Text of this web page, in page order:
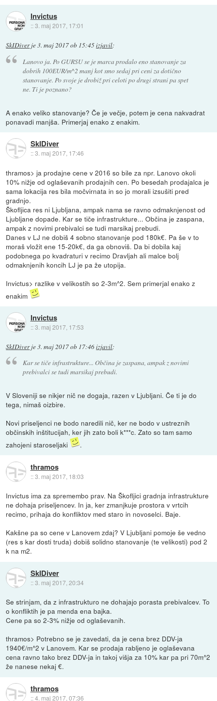
Invictus
::3. maj 2017, 17:01
SkIDiverje3. maj 2017 ob 15:45izjavil:
Lanovo ja. Po GURSU se je marca prodalo eno stanovanje za
dobrih 100EUR/m^2 manj kot smo sedaj pri ceni za dotično
stanovanje. Po svoje je drobiž pri celoti po drugi strani pa spet
ne. Ti je poznano?
A enako veliko stanovanje? Če je večje, potem je cena nakvadrat
ponavadi manjša. Primerjaj enako z enakim.
SkIDiver
::3. maj 2017, 17:46
thramos> ja prodajne cene v 2016 so bile za npr. Lanovo okoli
10% nižje od oglaševanih prodajnih cen. Po besedah prodajalca je
sama lokacija res bila močvirnata in so jo morali izsušiti pred
gradnjo.
Škofljica res ni Ljubljana, ampak nama se ravno odmaknjenost od
Ljubljane dopade. Kar se tiče infrastrukture... Občina je zaspana,
ampak z novimi prebivalci se tudi marsikaj prebudi.
Danes v LJ ne dobiš 4 sobno stanovanje pod 180k€. Pa še v to
moraš vložit ene 15-20k€, da ga obnoviš. Da bi dobila kaj
podobnega po kvadraturi v recimo Dravljah ali malce bolj
odmaknjenih koncih LJ je pa že utopija.
Invictus> razlike v velikostih so 2-3m^2. Sem primerjal enako z
enakim
Invictus
::3. maj 2017, 17:53
SkIDiverje3. maj 2017 ob 17:46izjavil:
Kar se tiče infrastrukture... Občina je zaspana, ampak z novimi
prebivalci se tudi marsikaj prebudi.
V Sloveniji se nikjer nič ne dogaja, razen v Ljubljani. Če ti je do
tega, nimaš oizbire.
Novi priseljenci ne bodo naredili nič, ker ne bodo v ustreznih
občinskih inštitucijah, ker jih zato boli k***c. Zato so tam samo
zahojeni staroseljaki
.
thramos
::3. maj 2017, 18:03
Invictus ima za spremembo prav. Na Škofljici gradnja infrastrukture
ne dohaja priseljencev. In ja, ker zmanjkuje prostora v vrtcih
recimo, prihaja do konfliktov med staro in novoselci. Baje.
Kakšne pa so cene v Lanovem zdaj? V Ljubljani pomoje še vedno
(res s kar dosti truda) dobiš solidno stanovanje (te velikosti) pod 2
k na m2.
SkIDiver
::3. maj 2017, 20:34
Se strinjam, da z infrastrukturo ne dohajajo porasta prebivalcev. To
o konfliktih je pa menda ena bajka.
Cene pa so 2-3% nižje od oglaševanih.
thramos> Potrebno se je zavedati, da je cena brez DDV-ja
1940€/m^2 v Lanovem. Kar se prodaja rabljeno je oglaševana
cena ravno tako brez DDV-ja in takoj višja za 10% kar pa pri 70m^2
že nanese nekaj €.
thramos
::4. maj 2017, 07:36